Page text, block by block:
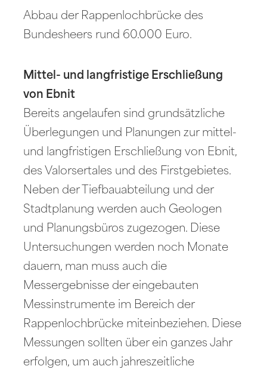
Abbau der Rappenlochbrücke des
Bundesheers rund 60.000 Euro.
Mittel- und langfristige Erschließung
von Ebnit
Bereits angelaufen sind grundsätzliche
Überlegungen und Planungen zur mittel-
und langfristigen Erschließung von Ebnit,
des Valorsertales und des Firstgebietes.
Neben der Tiefbauabteilung und der
Stadtplanung werden auch Geologen
und Planungsbüros zugezogen. Diese
Untersuchungen werden noch Monate
dauern, man muss auch die
Messergebnisse der eingebauten
Messinstrumente im Bereich der
Rappenlochbrücke miteinbeziehen. Diese
Messungen sollten über ein ganzes Jahr
erfolgen, um auch jahreszeitliche